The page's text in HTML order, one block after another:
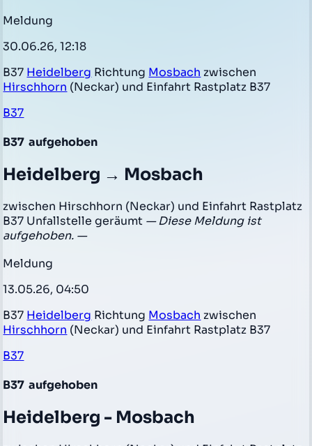
Meldung
30.06.26, 12:18
B37 Heidelberg Richtung Mosbach zwischen
Hirschhorn (Neckar) und Einfahrt Rastplatz B37
B37
B37 aufgehoben
Heidelberg → Mosbach
zwischen Hirschhorn (Neckar) und Einfahrt Rastplatz
B37 Unfallstelle geräumt — Diese Meldung ist
aufgehoben. —
Meldung
13.05.26, 04:50
B37 Heidelberg Richtung Mosbach zwischen
Hirschhorn (Neckar) und Einfahrt Rastplatz B37
B37
B37 aufgehoben
Heidelberg - Mosbach